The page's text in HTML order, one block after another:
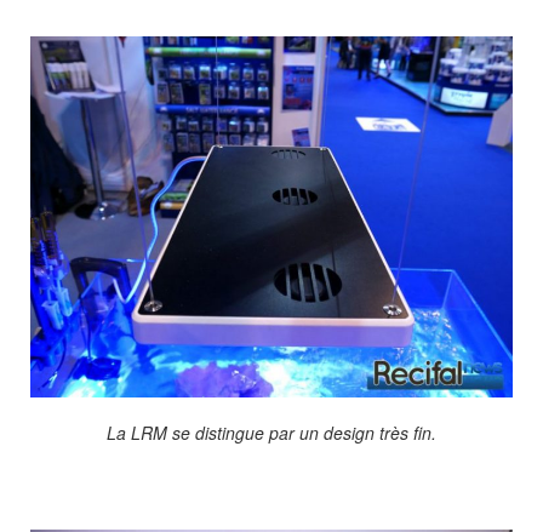
La LRM se distingue par un design très fin.